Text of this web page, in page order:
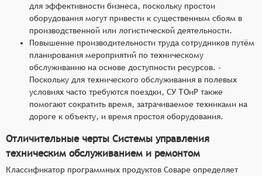
для эффективности бизнеса, поскольку простои
оборудования могут привести к существенным сбоям в
производственной или логистической деятельности.
Повышение производительности труда сотрудников путём
планирования мероприятий по техническому
обслуживанию на основе доступности ресурсов. -
Поскольку для технического обслуживания в полевых
условиях часто требуются поездки, СУ ТОиР также
помогают сократить время, затрачиваемое техниками на
дороге к объекту, и время простоя оборудования.
Отличительные черты Системы управления
техническим обслуживанием и ремонтом
Классификатор программных продуктов Соваре определяет